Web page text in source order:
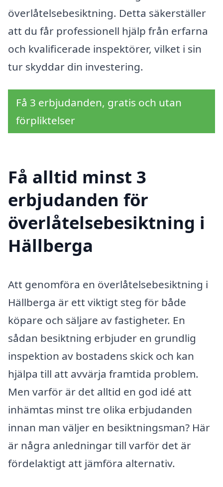
överlåtelsebesiktning. Detta säkerställer
att du får professionell hjälp från erfarna
och kvalificerade inspektörer, vilket i sin
tur skyddar din investering.
Få 3 erbjudanden, gratis och utan
förpliktelser
Få alltid minst 3
erbjudanden för
överlåtelsebesiktning i
Hällberga
Att genomföra en överlåtelsebesiktning i
Hällberga är ett viktigt steg för både
köpare och säljare av fastigheter. En
sådan besiktning erbjuder en grundlig
inspektion av bostadens skick och kan
hjälpa till att avvärja framtida problem.
Men varför är det alltid en god idé att
inhämtas minst tre olika erbjudanden
innan man väljer en besiktningsman? Här
är några anledningar till varför det är
fördelaktigt att jämföra alternativ.